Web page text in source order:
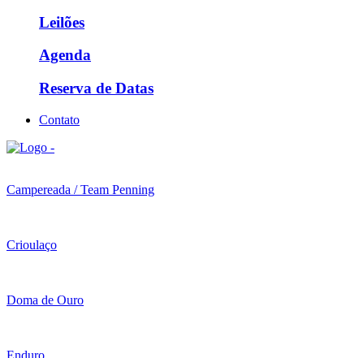
Leilões
Agenda
Reserva de Datas
Contato
Campereada / Team Penning
Crioulaço
Doma de Ouro
Enduro